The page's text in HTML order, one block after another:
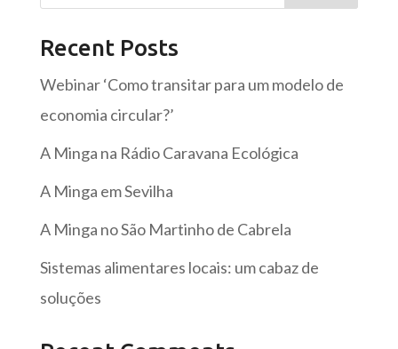
Recent Posts
Webinar ‘Como transitar para um modelo de
economia circular?’
A Minga na Rádio Caravana Ecológica
A Minga em Sevilha
A Minga no São Martinho de Cabrela
Sistemas alimentares locais: um cabaz de
soluções